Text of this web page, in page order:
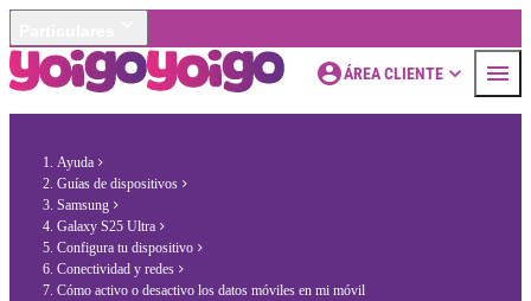
ÁREA CLIENTE
Ayuda
Guías de dispositivos
Samsung
Galaxy S25 Ultra
Configura tu dispositivo
Conectividad y redes
Cómo activo o desactivo los datos móviles en mi móvil